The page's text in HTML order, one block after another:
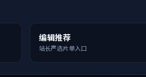
编辑推荐
站长严选片单入口